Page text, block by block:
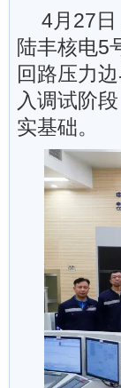
4月27
陆丰核电5
回路压力
入调试阶
实基础。